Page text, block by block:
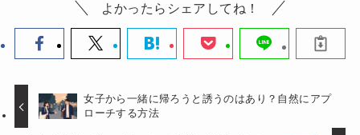
よかったらシェアしてね！
女子から一緒に帰ろうと誘うのはあり？自然にアプ
ローチする方法